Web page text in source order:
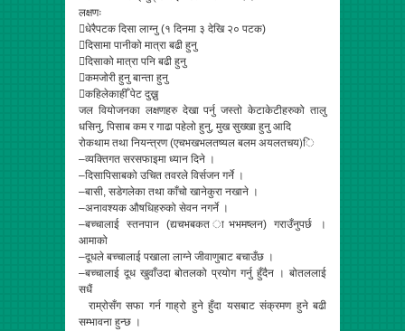
लक्षणः
धेरैपटक दिसा लाग्नु (१ दिनमा ३ देखि २० पटक)
दिसामा पानीको मात्रा बढी हुनु
दिसाको मात्रा पनि बढी हुनु
कमजोरी हुनु बान्ता हुनु
कहिलेकाहीँ पेट दुख्नु
जल वियोजनका लक्षणहरु देखा पर्नु जस्तो केटाकेटीहरुको तालु
धसिनु, पिसाब कम र गाढा पहेलो हुनु, मुख सुख्खा हुनु आदि
रोकथाम तथा नियन्त्रण (एचभखभलतष्यल बलम अयलतचय)ि
–व्यक्तिगत सरसफाइमा ध्यान दिने ।
–दिसापिसाबको उचित तवरले विर्सजन गर्ने ।
–बासी, सडेगलेका तथा काँचो खानेकुरा नखाने ।
–अनावश्यक औषधिहरुको सेवन नगर्ने ।
–बच्चालाई स्तनपान (द्यचभबकत ाभभमष्लन) गराउँनुपर्छ ।
आमाको
–दूधले बच्चालाई पखाला लाग्ने जीवाणुबाट बचाउँछ ।
–बच्चालाई दूध खुवाँउदा बोतलको प्रयोग गर्नु हुँदैन । बोतललाई
सधैं
राम्रोसँग सफा गर्न गाह्रो हुने हुँदा यसबाट संक्रमण हुने बढी
सम्भावना हुन्छ ।